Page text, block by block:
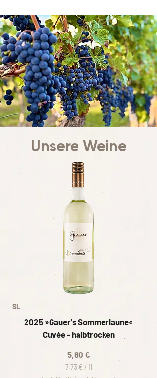
Unsere Weine
SL
2025 »Gauer's Sommerlaune«
Cuvée - halbtrocken
Preis
5,80 €
7,73 € / 1l